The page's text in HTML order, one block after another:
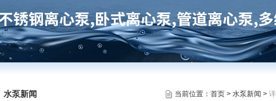
水泵新闻 当前位置： 首页 > 水泵新闻 >